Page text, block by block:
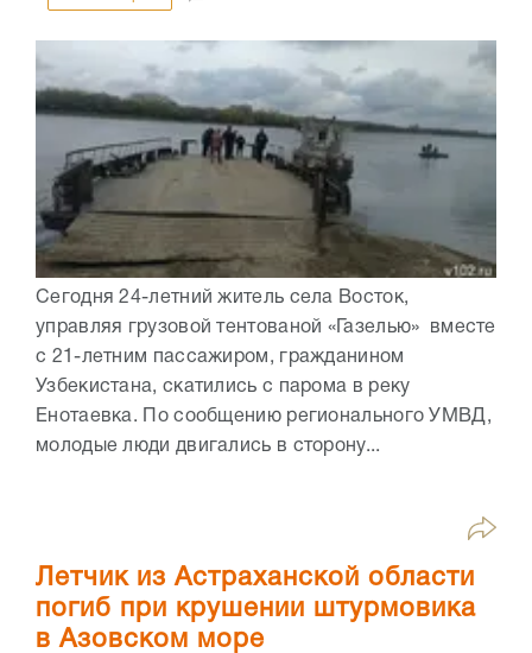
Сегодня 24-летний житель села Восток,
управляя грузовой тентованой «Газелью» вместе
с 21-летним пассажиром, гражданином
Узбекистана, скатились с парома в реку
Енотаевка. По сообщению регионального УМВД,
молодые люди двигались в сторону...
Летчик из Астраханской области
погиб при крушении штурмовика
в Азовском море